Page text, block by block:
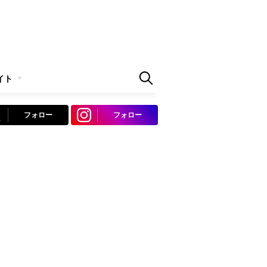
ト
フォロー フォロー